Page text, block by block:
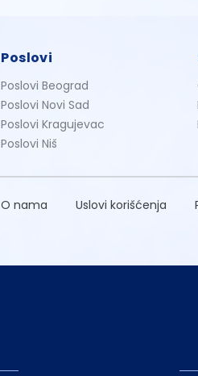
Poslovi
Poslovi Beograd
Poslovi Novi Sad
Poslovi Kragujevac
Poslovi Niš
O nama Uslovi korišćenja